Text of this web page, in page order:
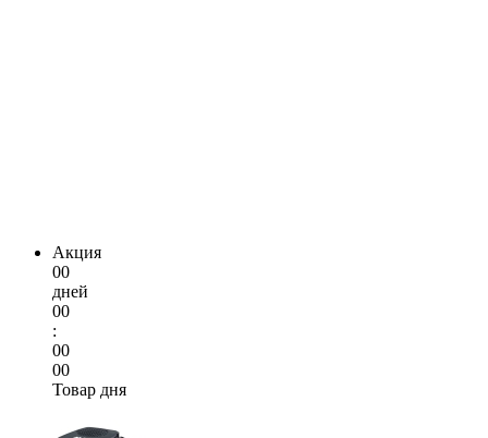
Акция
00
дней
00
:
00
00
Товар дня